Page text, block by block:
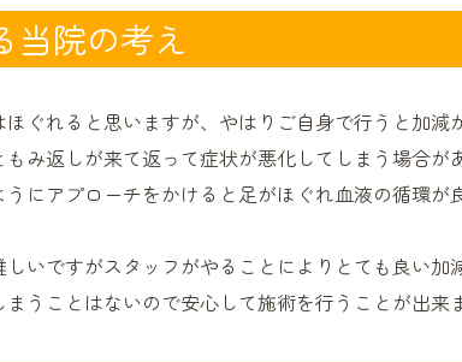
当院の考え
ぐれると思いますが、やはりご自身で行うと加減
み返しが来て返って症状が悪化してしまう場合が
にアプローチをかけると足がほぐれ血液の循環
いですがスタッフがやることによりとても良い
うことはないので安心して施術を行うことが出来